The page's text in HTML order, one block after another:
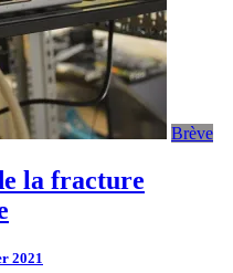
Brève
la fracture
2021